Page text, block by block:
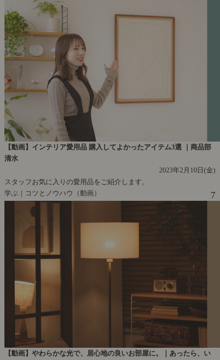
【動画】インテリア愛用品 購入してよかったアイテム3選 ｜商品部
清水
2023年2月10日(金)
スタッフお気に入りの愛用品をご紹介します。
学ぶ｜コツとノウハウ（動画）
7
【動画】やわらかな光で、居心地の良いお部屋に。｜あったら、い